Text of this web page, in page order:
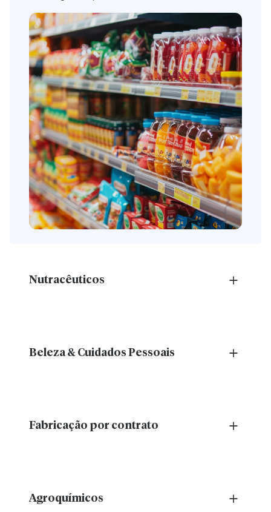
Nutracêuticos
Beleza & Cuidados Pessoais
Fabricação por contrato
Agroquímicos